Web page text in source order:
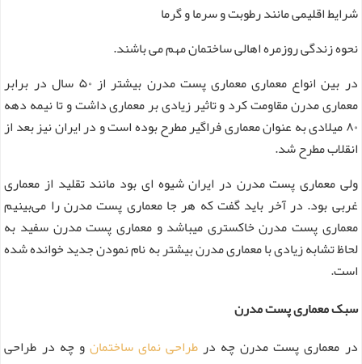
شرایط اقلیمی مانند رطوبت و سرما و گرما
نحوه زندگی روزمره اهالی ساختمان مهم می باشند.
در بین انواع معماری معماری پست مدرن بیشتر از ۵۰ سال در برابر
معماری مدرن مقاومت کرد و تاثیر زیادی بر معماری داشت و تا نیمه دهه
۸۰ میلادی به عنوان معماری فراگیر مطرح بوده است و در ایران نیز بعد از
انقلاب مطرح شد.
ولی معماری پست مدرن در ایران شیوه ای بود مانند تقلید از معماری
غربی بود. در آخر باید گفت که هر جا معماری پست مدرن را می‌بینیم
معماری پست مدرن خاکستری میباشد و معماری پست مدرن سفید به
لحاظ تشابه زیادی با معماری مدرن بیشتر به نام نمودن جدید خوانده شده
است.
سبک معماری پست مدرن
در معماری پست مدرن چه درطراحی نمای ساختمانو چه در طراحی